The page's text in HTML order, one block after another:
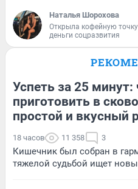
Наталья Шорохова
Открыла кофейную
деньги соцразвития
Успеть за 25
приготовить в
простой и вкусный
18 часов 11 358 3
Кишечник был собран в
тяжелой судьбой ищет